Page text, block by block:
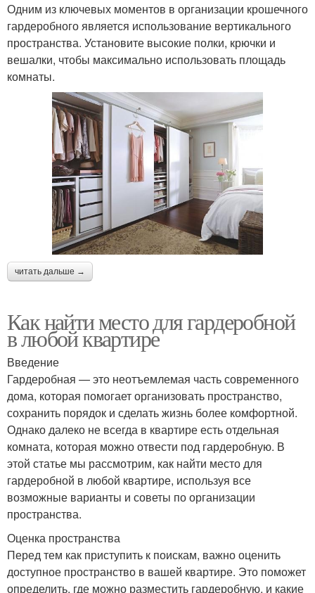
Одним из ключевых моментов в организации крошечного
гардеробного является использование вертикального
пространства. Установите высокие полки, крючки и
вешалки, чтобы максимально использовать площадь
комнаты.
читать дальше →
Как найти место для гардеробной
в любой квартире
Введение
Гардеробная — это неотъемлемая часть современного
дома, которая помогает организовать пространство,
сохранить порядок и сделать жизнь более комфортной.
Однако далеко не всегда в квартире есть отдельная
комната, которая можно отвести под гардеробную. В
этой статье мы рассмотрим, как найти место для
гардеробной в любой квартире, используя все
возможные варианты и советы по организации
пространства.
Оценка пространства
Перед тем как приступить к поискам, важно оценить
доступное пространство в вашей квартире. Это поможет
определить, где можно разместить гардеробную, и какие